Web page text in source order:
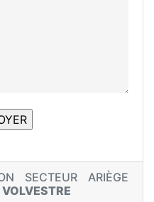
SECTEUR ARIÈGE